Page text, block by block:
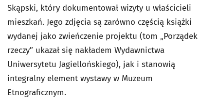
Skąpski, który dokumentował wizyty u właścicieli
mieszkań. Jego zdjęcia są zarówno częścią książki
wydanej jako zwieńczenie projektu (tom „Porządek
rzeczy” ukazał się nakładem Wydawnictwa
Uniwersytetu Jagiellońskiego), jak i stanowią
integralny element wystawy w Muzeum
Etnograficznym.